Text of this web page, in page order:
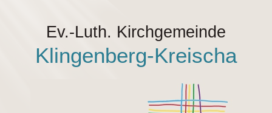
Ev.-Luth. Kirchgemeinde
Klingenberg-Kreischa